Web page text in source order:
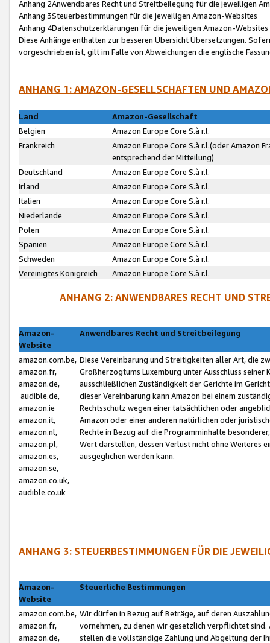
Anhang 2Anwendbares Recht und Streitbeilegung für die jeweiligen
Anhang 3Steuerbestimmungen für die jeweiligen Amazon-Websites
Anhang 4Datenschutzerklärungen für die jeweiligen Amazon-Websites
Diese Anhänge enthalten zur besseren Übersicht Übersetzungen.
vorgeschrieben ist, gilt im Falle von Abweichungen die englische
ANHANG 1: AMAZON-GESELLSCHAFTEN UND
Land
Amazon-Gesellschaft
Belgien
Amazon Europe Core S.à r.l.
Frankreich
Amazon Europe Core S.à r.l.(oder Amazon
entsprechend der Mitteilung)
Deutschland
Amazon Europe Core S.à r.l.
Irland
Amazon Europe Core S.à r.l.
Italien
Amazon Europe Core S.à r.l.
Niederlande
Amazon Europe Core S.à r.l.
Polen
Amazon Europe Core S.à r.l.
Spanien
Amazon Europe Core S.à r.l.
Schweden
Amazon Europe Core S.à r.l.
Vereinigtes Königreich
Amazon Europe Core S.à r.l.
ANHANG 2: ANWENDBARES RECHT UND
Amazon-
Website
Anwendbares Recht und Streitbeilegung
amazon.com.be,
amazon.fr,
amazon.de,
audible.de,
amazon.ie
amazon.it,
amazon.nl,
amazon.pl,
amazon.es,
amazon.se,
amazon.co.uk,
audible.co.uk
Diese Vereinbarung und Streitigkeiten aller Art, die
Großherzogtums Luxemburg unter Ausschluss
ausschließlichen Zuständigkeit der Gerichte im
dieser Vereinbarung kann Amazon bei einem
Rechtsschutz wegen einer tatsächlichen oder
Amazon oder einer anderen natürlichen oder
Rechte in Bezug auf die Programminhalte
Wert darstellen, dessen Verlust nicht ohne Weiteres
ausgeglichen werden kann.
ANHANG 3: STEUERBESTIMMUNGEN FÜR DIE
Amazon-
Website
Steuerliche Bestimmungen
amazon.com.be,
amazon.fr,
amazon.de,
Wir dürfen in Bezug auf Beträge, auf deren
vornehmen, zu denen wir gesetzlich verpflichtet
stellen die vollständige Zahlung und Abgeltung der